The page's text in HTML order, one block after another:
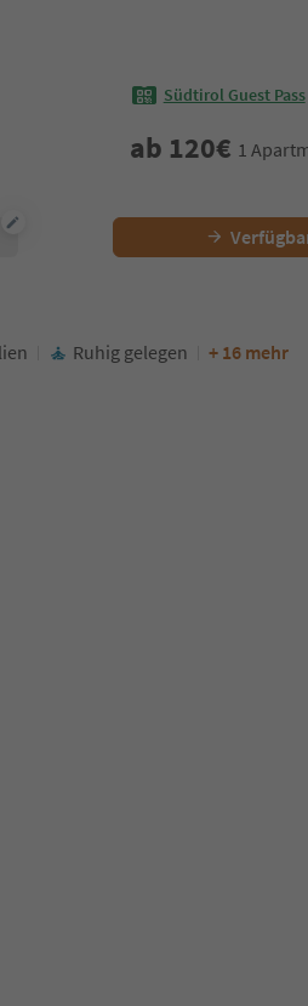
Südtirol Guest Pass
ab 120€ 1
Ruhig gelegen + 16 mehr